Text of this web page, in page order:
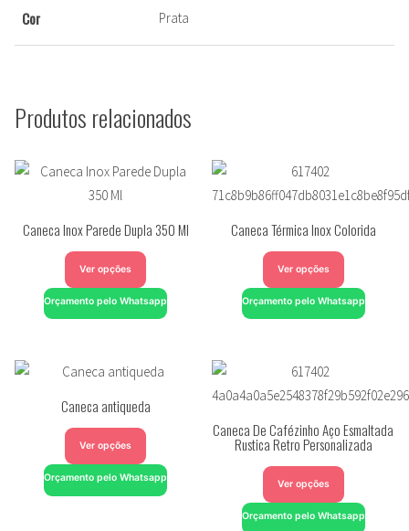
Cor Prata
Produtos relacionados
Caneca Inox Parede Dupla 350 Ml
Ver opções
Orçamento pelo Whatsapp
Caneca Térmica Inox Colorida
Ver opções
Orçamento pelo Whatsapp
Caneca antiqueda
Ver opções
Orçamento pelo Whatsapp
Caneca De Cafézinho Aço Esmaltada
Rustica Retro Personalizada
Ver opções
Orçamento pelo Whatsapp